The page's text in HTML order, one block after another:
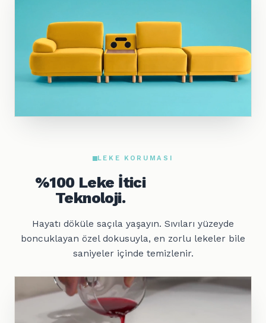
LEKE KORUMASI
%100 Leke İtici
Teknoloji.
Hayatı döküle saçıla yaşayın. Sıvıları yüzeyde
boncuklayan özel dokusuyla, en zorlu lekeler bile
saniyeler içinde temizlenir.